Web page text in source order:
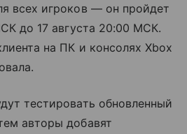
всех игроков — он пройдет
до 17 августа 20:00 МСК.
на ПК и консолях Xbox
тестировать обновленный
авторы добавят